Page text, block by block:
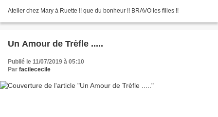
Atelier chez Mary à Ruette !! que du bonheur !! BRAVO les filles !!
Un Amour de Trèfle .....
Publié le 11/07/2019 à 05:10
Par facilececile